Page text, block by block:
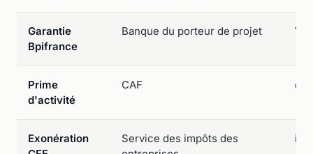
Garantie
Bpifrance
Banque du porteur de projet
Prime
d'activité
CAF
Exonération
Service des impôts des